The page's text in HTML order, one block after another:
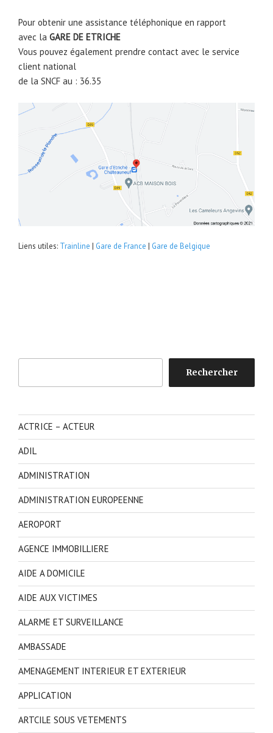
Pour obtenir une assistance téléphonique en rapport
avec la GARE DE ETRICHE
Vous pouvez également prendre contact avec le service
client national
de la SNCF au : 36.35
Liens utiles: Trainline | Gare de France | Gare de Belgique
Rechercher
ACTRICE – ACTEUR
ADIL
ADMINISTRATION
ADMINISTRATION EUROPEENNE
AEROPORT
AGENCE IMMOBILLIERE
AIDE A DOMICILE
AIDE AUX VICTIMES
ALARME ET SURVEILLANCE
AMBASSADE
AMENAGEMENT INTERIEUR ET EXTERIEUR
APPLICATION
ARTCILE SOUS VETEMENTS